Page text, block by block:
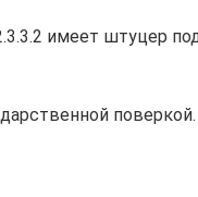
имеет штуцер
поверкой.